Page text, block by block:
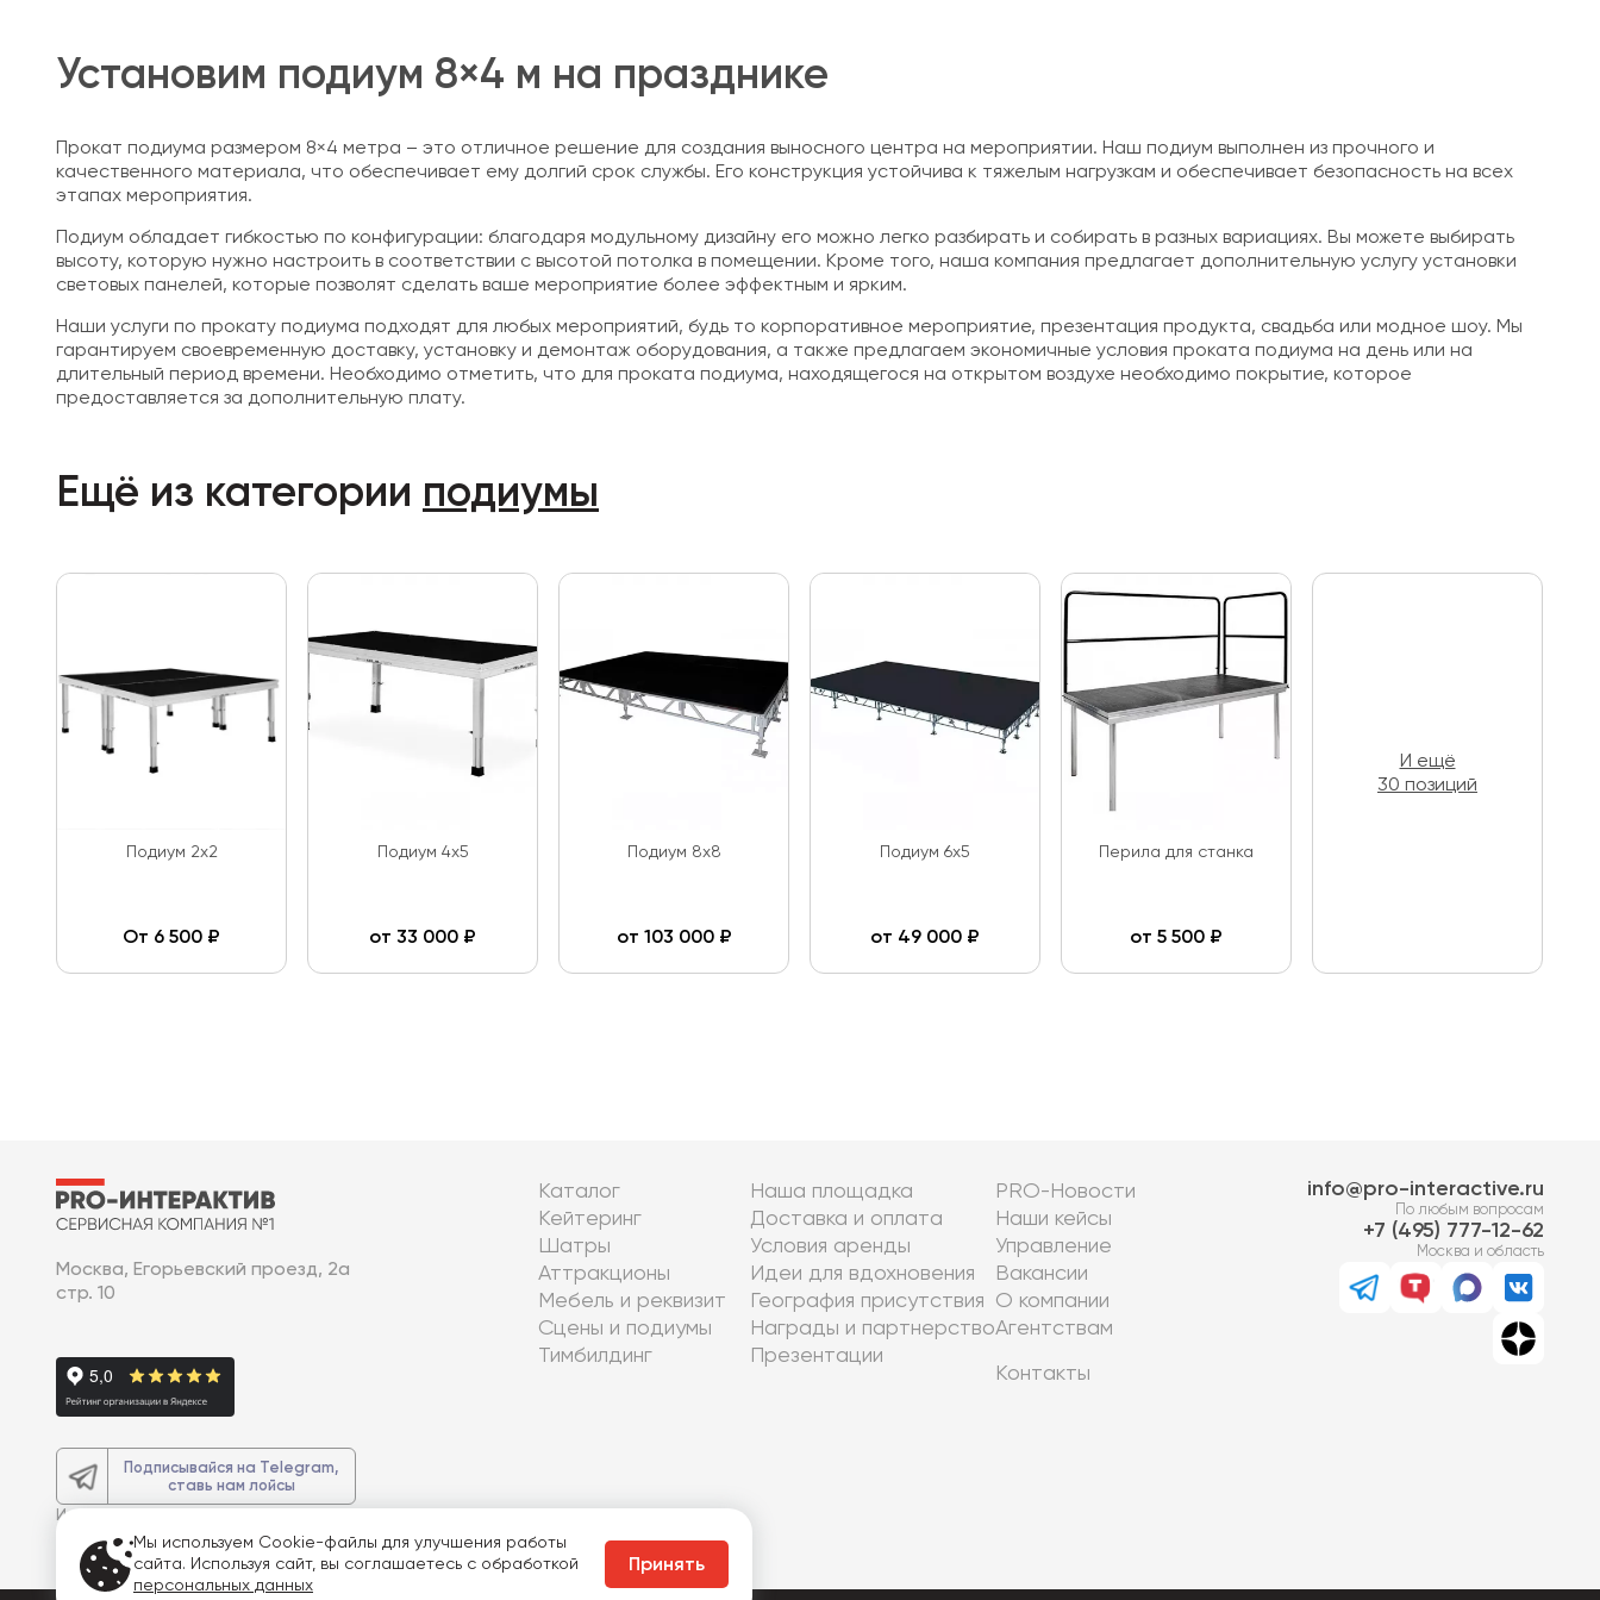
Установим подиум 8×4 м на празднике
Прокат подиума размером 8×4 метра – это отличное решение для создания выносного центра на мероприятии. Наш подиум выполнен из прочного и
качественного материала, что обеспечивает ему долгий срок службы. Его конструкция устойчива к тяжелым нагрузкам и обеспечивает безопасность на всех
этапах мероприятия.
Подиум обладает гибкостью по конфигурации: благодаря модульному дизайну его можно легко разбирать и собирать в разных вариациях. Вы можете выбирать
высоту, которую нужно настроить в соответствии с высотой потолка в помещении. Кроме того, наша компания предлагает дополнительную услугу установки
световых панелей, которые позволят сделать ваше мероприятие более эффектным и ярким.
Наши услуги по прокату подиума подходят для любых мероприятий, будь то корпоративное мероприятие, презентация продукта, свадьба или модное шоу. Мы
гарантируем своевременную доставку, установку и демонтаж оборудования, а также предлагаем экономичные условия проката подиума на день или на
длительный период времени. Необходимо отметить, что для проката подиума, находящегося на открытом воздухе необходимо покрытие, которое
предоставляется за дополнительную плату.
Ещё из категории подиумы
Подиум 2х2
От 6 500 ₽
Подиум 4х5
от 33 000 ₽
Подиум 8x8
от 103 000₽
Подиум 6х5
от 49 000 ₽
Перила для станка
от 5 500 ₽
И ещё
30 позиций
Москва, Егорьевский проезд, 2а
стр. 10
Подписывайся на Telegram,
ставь нам лойсы
И получите
Каталог
Кейтеринг
Шатры
Аттракционы
Мебель и реквизит
Сцены и подиумы
Тимбилдинг
Наша площадка
Доставка и оплата
Условия аренды
Идеи для вдохновения
География присутствия
Награды и партнерство
Презентации
PRO-Новости
Наши кейсы
Управление
Вакансии
О компании
Агентствам
Контакты
info@pro-interactive.ru
По любым вопросам
7 (495) 777-12-62
Москва и область
Мы используем Cookie-файлы для улучшения работы
сайта. Используя сайт, вы соглашаетесь с обработкой
персональных данных
Принять